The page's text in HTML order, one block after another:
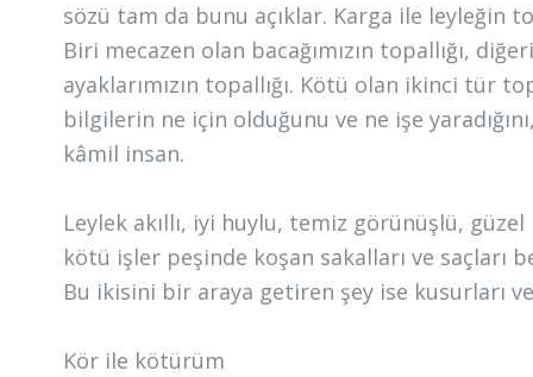
sözü tam da bunu açıklar. Karga ile leyleğin
Biri mecazen olan bacağımızın topallığı,
ayaklarımızın topallığı. Kötü olan ikinci tür
bilgilerin ne için olduğunu ve ne işe
kâmil insan.
Leylek akıllı, iyi huylu, temiz görünüşlü,
kötü işler peşinde koşan sakalları ve saçları
Bu ikisini bir araya getiren şey ise kusurları ve
Kör ile kötürüm